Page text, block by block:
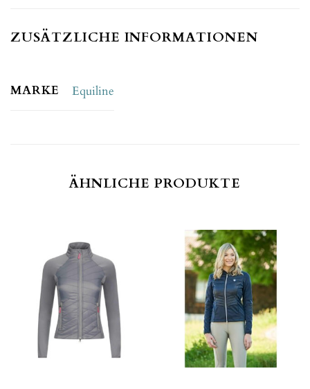
ZUSÄTZLICHE INFORMATIONEN
MARKE Equiline
ÄHNLICHE PRODUKTE